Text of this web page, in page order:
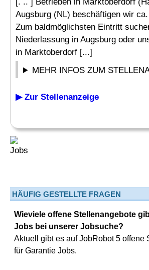
Augsburg (NL) beschäftigen wir
Zum baldmöglichsten Eintritt
Niederlassung in Augsburg oder
in Marktoberdorf [...]
MEHR INFOS ZUM
▶ Zur Stellenanzeige
HÄUFIG GESTELLTE FRAGEN
Wieviele offene Stellenangebote
Jobs bei unserer Jobsuche?
Aktuell gibt es auf JobRobot 5 offene
für Garantie Jobs.